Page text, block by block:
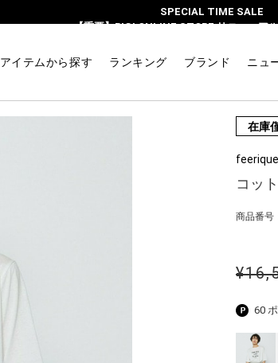
SPECIAL TIME SALE
【重要】BIGI ONLINE STORE リニューア
アイテムから探す ランキング ブランド ニュ
在庫
feerique
コッ
商品番号
60